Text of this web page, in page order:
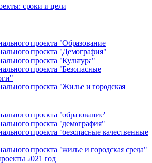
сроки и цели
проекта "Образование
проекта "Демография"
проекта "Культура"
проекта "Безопасные
проекта "Жилье и городская
проекта "образование"
проекта "демография"
проекта "безопасные качественные
проекта "жилье и городская среда"
2021 год